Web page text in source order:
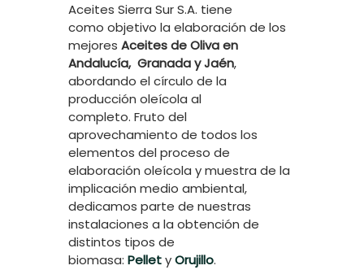
Aceites Sierra Sur S.A. tiene
como objetivo la elaboración de los
mejores Aceites de Oliva en
Andalucía, Granada y Jaén,
abordando el círculo de la
producción oleícola al
completo. Fruto del
aprovechamiento de todos los
elementos del proceso de
elaboración oleícola y muestra de la
implicación medio ambiental,
dedicamos parte de nuestras
instalaciones a la obtención de
distintos tipos de
biomasa: PelletyOrujillo.